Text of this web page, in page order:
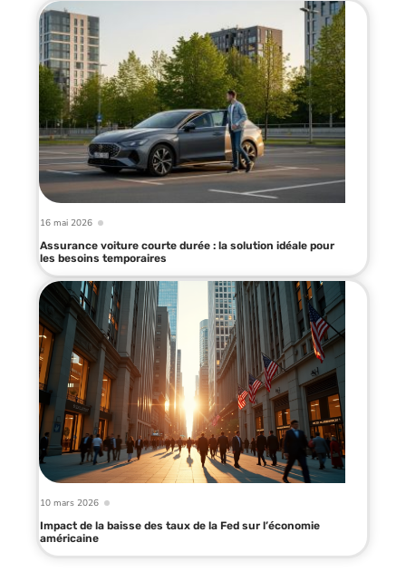
16 mai 2026
Assurance voiture courte durée : la solution idéale pour
les besoins temporaires
10 mars 2026
Impact de la baisse des taux de la Fed sur l’économie
américaine